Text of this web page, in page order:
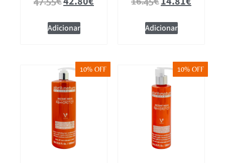
Adicionar Adicionar
10% OFF 10% OFF